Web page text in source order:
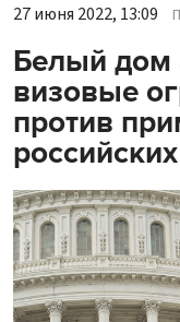
27 июня 2022, 13:09
Белый дом
визовые
против